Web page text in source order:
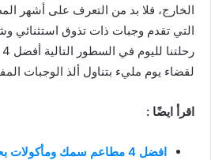
الخارج، فلا بد من التعرف على أشهر
التي تقدم وجبات ذات تذوق استثنائي
لقضاء يوم مليء بتناول ألذ الوجبات
اقرأ ايضًا :
افضل 4 مطاعم سمك ومأكولات بحرية في مكة